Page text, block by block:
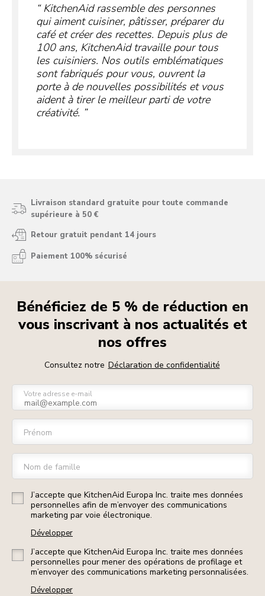
KitchenAid rassemble des personnes
qui aiment cuisiner, pâtisser, préparer du
café et créer des recettes. Depuis plus de
100 ans, KitchenAid travaille pour tous
les cuisiniers. Nos outils emblématiques
sont fabriqués pour vous, ouvrent la
porte à de nouvelles possibilités et vous
aident à tirer le meilleur parti de votre
créativité.
Livraison standard gratuite pour toute commande
supérieure à 50 €
Retour gratuit pendant 14 jours
Paiement 100% sécurisé
Bénéficiez de 5 % de réduction en
vous inscrivant à nos actualités et
nos offres
Consultez notre Déclaration de confidentialité
Votre adresse e-mail
Prénom
Nom de famille
J’accepte que KitchenAid Europa Inc. traite mes données
personnelles afin de m’envoyer des communications
marketing par voie électronique.
Développer
J’accepte que KitchenAid Europa Inc. traite mes données
personnelles pour mener des opérations de profilage et
m’envoyer des communications marketing personnalisées.
Développer